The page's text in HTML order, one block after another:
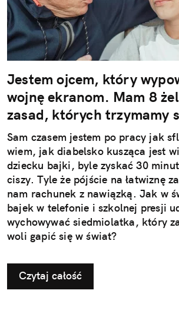
Jestem ojcem, który
wojnę ekranom. Mam 8
zasad, których trzymamy
Sam czasem jestem po pracy jak
wiem, jak diabelsko kusząca jest
dziecku bajki, byle zyskać 30
ciszy. Tyle że pójście na łatwiznę
nam rachunek z nawiązką. Jak w
bajek w telefonie i szkolnej presji
wychowywać siedmiolatka, który
woli gapić się w świat?
Czytaj całość